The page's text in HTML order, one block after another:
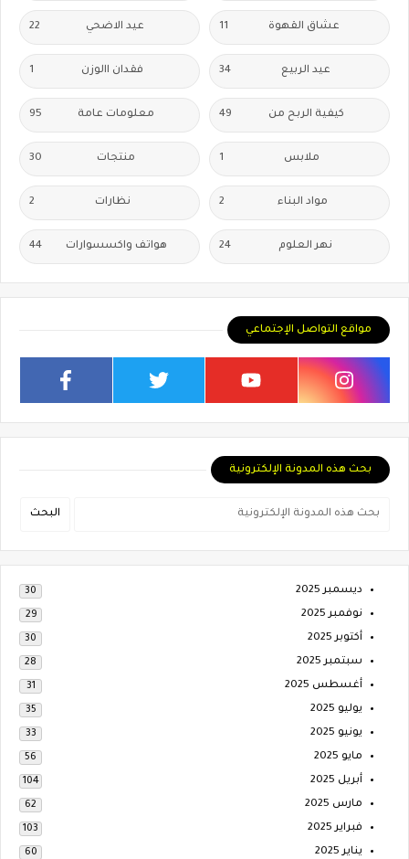
عشاق القهوة 11 عيد الاضحي 22
عيد الربيع 34 فقدان االوزن
كيفية الربح من 49 معلومات عامة 95
ملابس منتجات 30
مواد البناء نظارات
نهر العلوم 24 هواتف واكسسوارات 44
مواقع التواصل الإجتماعي
بحث هذه المدونة الإلكترونية
ديسمبر 2025 30
نوفمبر 2025 29
أكتوبر 2025 30
سبتمبر 2025 28
أغسطس 2025 31
يوليو 2025 35
يونيو 2025 33
مايو 2025 56
أبريل 2025 104
مارس 2025 62
فبراير 2025 103
يناير 2025 60